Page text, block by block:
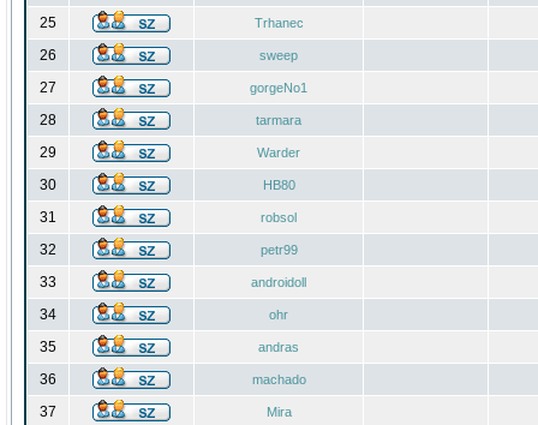
25 Trhanec
26 sweep
27 gorgeNo1
28 tarmara
29 Warder
30 HB80
31 robsol
32 petr99
33 androidoll
34 ohr
35 andras
36 machado
37 Mira